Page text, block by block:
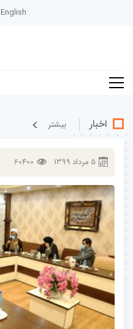
English
اخبار بيشتر
5 مرداد 1399
60400